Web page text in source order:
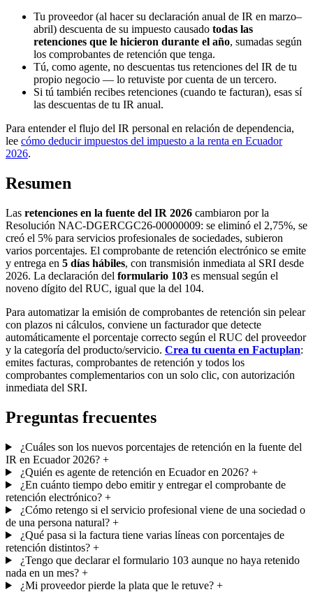
Tu proveedor (al hacer su declaración anual de IR en marzo–
abril) descuenta de su impuesto causado todas las
retenciones que le hicieron durante el año, sumadas según
los comprobantes de retención que tenga.
Tú, como agente, no descuentas tus retenciones del IR de tu
propio negocio — lo retuviste por cuenta de un tercero.
Si tú también recibes retenciones (cuando te facturan), esas sí
las descuentas de tu IR anual.
Para entender el flujo del IR personal en relación de dependencia,
lee cómo deducir impuestos del impuesto a la renta en Ecuador
2026.
Resumen
Las retenciones en la fuente del IR 2026 cambiaron por la
Resolución NAC-DGERCGC26-00000009: se eliminó el 2,75%, se
creó el 5% para servicios profesionales de sociedades, subieron
varios porcentajes. El comprobante de retención electrónico se emite
y entrega en 5 días hábiles, con transmisión inmediata al SRI desde
2026. La declaración del formulario 103 es mensual según el
noveno dígito del RUC, igual que la del 104.
Para automatizar la emisión de comprobantes de retención sin pelear
con plazos ni cálculos, conviene un facturador que detecte
automáticamente el porcentaje correcto según el RUC del proveedor
y la categoría del producto/servicio. Crea tu cuenta en Factuplan:
emites facturas, comprobantes de retención y todos los
comprobantes complementarios con un solo clic, con autorización
inmediata del SRI.
Preguntas frecuentes
¿Cuáles son los nuevos porcentajes de retención en la fuente del
IR en Ecuador 2026? +
¿Quién es agente de retención en Ecuador en 2026? +
¿En cuánto tiempo debo emitir y entregar el comprobante de
retención electrónico? +
¿Cómo retengo si el servicio profesional viene de una sociedad o
de una persona natural? +
¿Qué pasa si la factura tiene varias líneas con porcentajes de
retención distintos? +
¿Tengo que declarar el formulario 103 aunque no haya retenido
nada en un mes? +
¿Mi proveedor pierde la plata que le retuve? +